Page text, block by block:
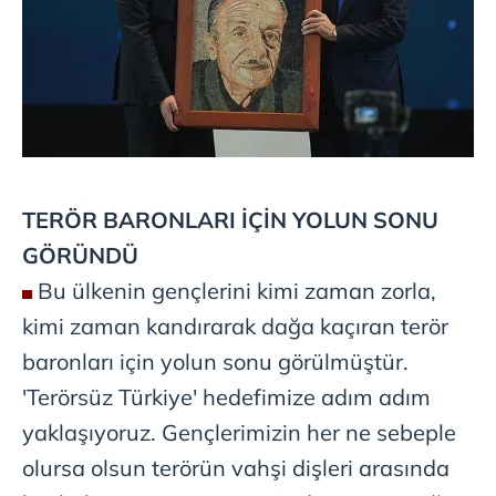
kullanılmaktadır. Diğer çerezler, sitemizin daha işlevsel
kılınması ve kişiselleştirilmesi ve sizlere yönelik
reklam/pazarlama faaliyetlerinin yapılması, amaçlarıyla
sınırlı olarak açık rızanız dahilinde kullanılacaktır.
Çerezlere ilişkin tercihlerinizi aşağıda yer alan panel
vasıtasıyla belirleyebilirsiniz. Çerezlere ilişkin detaylı bilgi
Metnimizi ziyaret edebilirsiniz.
6698 sayılı Kişisel Verilerin Korunması Kanunu uyarınca
hazırlanmış Aydınlatma Metnimizi okumak ve sitemizde
ilgili mevzuata uygun olarak kullanılan çerezlerle ilgili bilgi
almak için lütfen
tıklayınız
TERÖR BARONLARI İÇİNYOLUN SONU
GÖRÜNDÜ
Bu ülkenin gençlerini kimi zaman zorla,
kimi zaman kandırarak dağa kaçıran terör
baronları için yolun sonu görülmüştür.
'Terörsüz Türkiye' hedefimize adım adım
yaklaşıyoruz. Gençlerimizin her ne sebeple
olursa olsun terörün vahşi dişleri arasında